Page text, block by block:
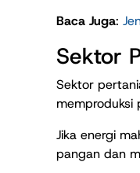
Baca Juga:
Sektor
Sektor
memproduksi
Jika energi
pangan dan